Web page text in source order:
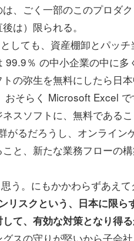
、ごく一部のこのプロダ
は）限られる。
しても、資産棚卸とパッ
％ の中小企業の中に多
の弥生を無料にしたら日
おそらく Microsoft Excel
スソフトに、無料である
るだろうし、オンライン
と、新たな業務フローの
う。にもかかわらずあえて
リスクという、日本に限ら
て、有効な対策となり得
スの守りが堅いから子会